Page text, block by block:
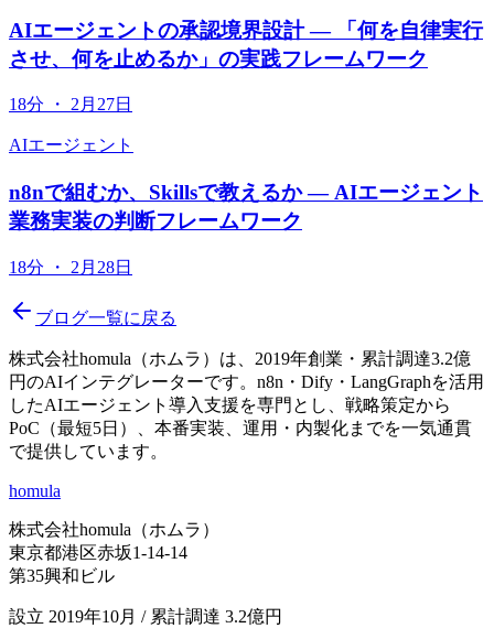
AIエージェントの承認境界設計 — 「何を自律実行
させ、何を止めるか」の実践フレームワーク
18分 ・ 2月27日
AIエージェント
n8nで組むか、Skillsで教えるか — AIエージェント
業務実装の判断フレームワーク
18分 ・ 2月28日
ブログ一覧に戻る
株式会社homula（ホムラ）は、2019年創業・累計調達3.2億
円のAIインテグレーターです。n8n・Dify・LangGraphを活用
したAIエージェント導入支援を専門とし、戦略策定から
PoC（最短5日）、本番実装、運用・内製化までを一気通貫
で提供しています。
homula
株式会社homula（ホムラ）
東京都港区赤坂1-14-14
第35興和ビル
設立 2019年10月 / 累計調達 3.2億円